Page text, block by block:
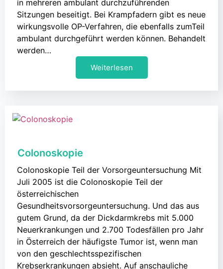
in mehreren ambulant durchzuführenden
Sitzungen beseitigt. Bei Krampfadern gibt es neue
wirkungsvolle OP-Verfahren, die ebenfalls zumTeil
ambulant durchgeführt werden können. Behandelt
werden…
Weiterlesen
Colonoskopie
Colonoskopie Teil der Vorsorgeuntersuchung Mit
Juli 2005 ist die Colonoskopie Teil der
österreichischen
Gesundheitsvorsorgeuntersuchung. Und das aus
gutem Grund, da der Dickdarmkrebs mit 5.000
Neuerkrankungen und 2.700 Todesfällen pro Jahr
in Österreich der häufigste Tumor ist, wenn man
von den geschlechtsspezifischen
Krebserkrankungen absieht. Auf anschauliche